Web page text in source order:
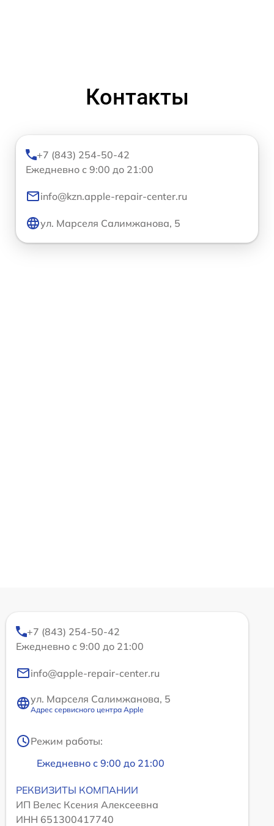
Контакты
+7 (843) 254-50-42
Ежедневно с 9:00 до 21:00
info@kzn.apple-repair-center.ru
ул. Марселя Салимжанова, 5
+7 (843) 254-50-42
Ежедневно с 9:00 до 21:00
info@apple-repair-center.ru
ул. Марселя Салимжанова, 5
Адрес сервисного центра Apple
Режим работы:
Ежедневно с 9:00 до 21:00
РЕКВИЗИТЫ КОМПАНИИ
ИП Велес Ксения Алексеевна
ИНН 651300417740